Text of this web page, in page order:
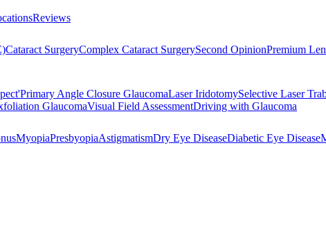
Reviews
Cataract SurgeryComplex Cataract SurgerySecond OpinionPremium
Primary Angle Closure GlaucomaLaser IridotomySelective Laser
GlaucomaVisual Field AssessmentDriving with Glaucoma
MyopiaPresbyopiaAstigmatismDry Eye DiseaseDiabetic Eye Disease